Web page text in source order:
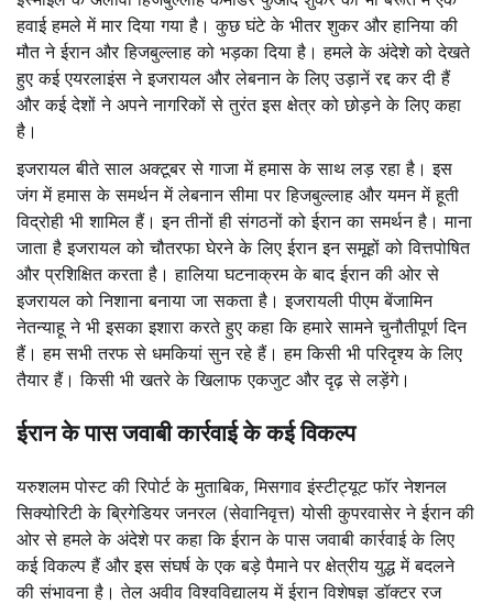
हवाई हमले में मार दिया गया है। कुछ घंटे के भीतर शुकर और हानिया की
मौत ने ईरान और हिजबुल्लाह को भड़का दिया है। हमले के अंदेशे को देखते
हुए कई एयरलाइंस ने इजरायल और लेबनान के लिए उड़ानें रद्द कर दी हैं
और कई देशों ने अपने नागरिकों से तुरंत इस क्षेत्र को छोड़ने के लिए कहा
है।
इजरायल बीते साल अक्टूबर से गाजा में हमास के साथ लड़ रहा है। इस
जंग में हमास के समर्थन में लेबनान सीमा पर हिजबुल्लाह और यमन में हूती
विद्रोही भी शामिल हैं। इन तीनों ही संगठनों को ईरान का समर्थन है। माना
जाता है इजरायल को चौतरफा घेरने के लिए ईरान इन समूहों को वित्तपोषित
और प्रशिक्षित करता है। हालिया घटनाक्रम के बाद ईरान की ओर से
इजरायल को निशाना बनाया जा सकता है। इजरायली पीएम बेंजामिन
नेतन्याहू ने भी इसका इशारा करते हुए कहा कि हमारे सामने चुनौतीपूर्ण दिन
हैं। हम सभी तरफ से धमकियां सुन रहे हैं। हम किसी भी परिदृश्य के लिए
तैयार हैं। किसी भी खतरे के खिलाफ एकजुट और दृढ़ से लड़ेंगे।
ईरान के पास जवाबी कार्रवाई के कई विकल्प
यरुशलम पोस्ट की रिपोर्ट के मुताबिक, मिसगाव इंस्टीट्यूट फॉर नेशनल
सिक्योरिटी के ब्रिगेडियर जनरल (सेवानिवृत्त) योसी कुपरवासेर ने ईरान की
ओर से हमले के अंदेशे पर कहा कि ईरान के पास जवाबी कार्रवाई के लिए
कई विकल्प हैं और इस संघर्ष के एक बड़े पैमाने पर क्षेत्रीय युद्ध में बदलने
की संभावना है। तेल अवीव विश्वविद्यालय में ईरान विशेषज्ञ डॉक्टर रज